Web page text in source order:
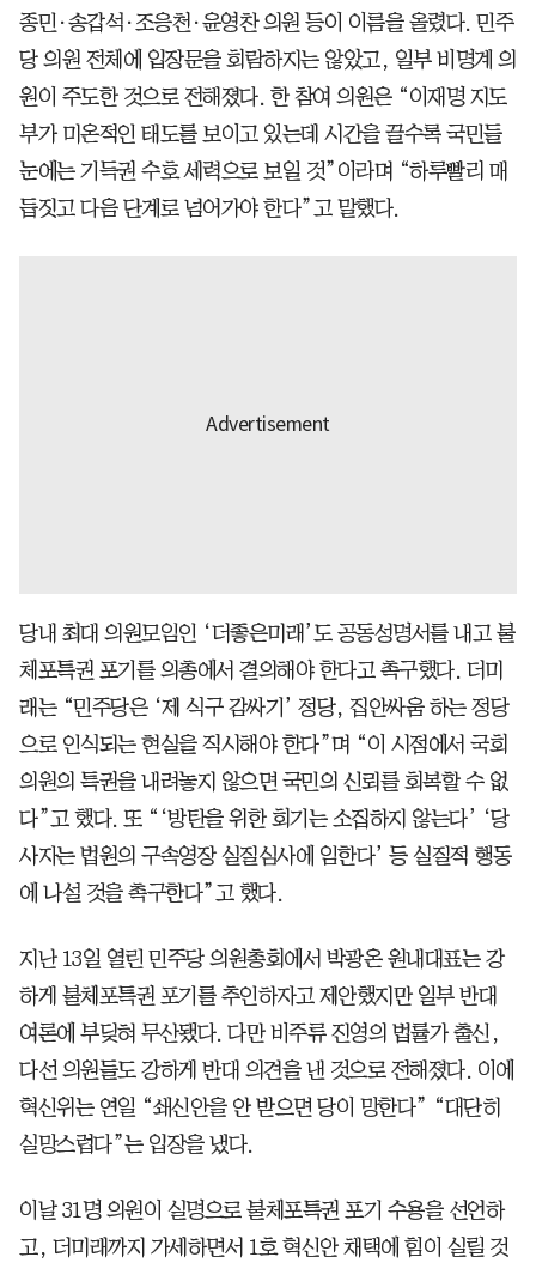
종민·송갑석·조응천·윤영찬 의원 등이 이름을 올렸다. 민주
당 의원 전체에 입장문을 회람하지는 않았고, 일부 비명계 의
원이 주도한 것으로 전해졌다. 한 참여 의원은 “이재명 지도
부가 미온적인 태도를 보이고 있는데 시간을 끌수록 국민들
눈에는 기득권 수호 세력으로 보일 것”이라며 “하루빨리 매
듭짓고 다음 단계로 넘어가야 한다”고 말했다.
당내 최대 의원모임인 ‘더좋은미래’도 공동성명서를 내고 불
체포특권 포기를 의총에서 결의해야 한다고 촉구했다. 더미
래는 “민주당은 ‘제 식구 감싸기’ 정당, 집안싸움 하는 정당
으로 인식되는 현실을 직시해야 한다”며 “이 시점에서 국회
의원의 특권을 내려놓지 않으면 국민의 신뢰를 회복할 수 없
다”고 했다. 또 “‘방탄을 위한 회기는 소집하지 않는다’ ‘당
사자는 법원의 구속영장 실질심사에 임한다’ 등 실질적 행동
에 나설 것을 촉구한다”고 했다.
지난 13일 열린 민주당 의원총회에서 박광온 원내대표는 강
하게 불체포특권 포기를 추인하자고 제안했지만 일부 반대
여론에 부딪혀 무산됐다. 다만 비주류 진영의 법률가 출신,
다선 의원들도 강하게 반대 의견을 낸 것으로 전해졌다. 이에
혁신위는 연일 “쇄신안을 안 받으면 당이 망한다” “대단히
실망스럽다”는 입장을 냈다.
이날 31명 의원이 실명으로 불체포특권 포기 수용을 선언하
고, 더미래까지 가세하면서 1호 혁신안 채택에 힘이 실릴 것